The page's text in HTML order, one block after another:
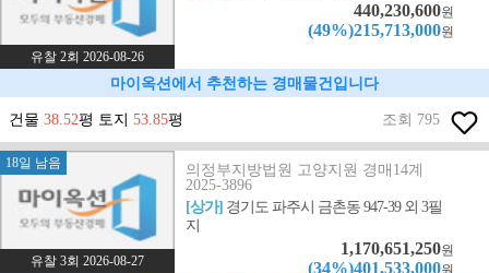
유찰 2회 2026-08-26
440,230,600원
(49%)215,713,000원
마이옥션에서 추천하는 경매물건입니다
건물 38.52평 토지 53.85평 조회 795
18일 남음
유찰 3회 2026-08-27
의정부지방법원 고양지원 경매14계
2025-3896
[상가] 경기도 파주시 금촌동 947-39 외 3필
지
1,170,651,250원
(34%)401,533,000원